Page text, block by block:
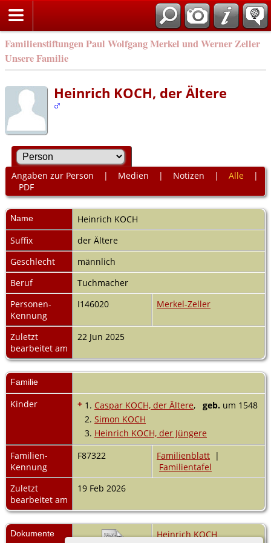
Familienstiftungen Paul Wolfgang Merkel und Werner Zeller
Unsere Familie
Heinrich KOCH, der Ältere
Angaben zur Person | Medien | Notizen | Alle |
PDF
Name Heinrich KOCH
Suffix
der Ältere
Geschlecht
männlich
Beruf
Tuchmacher
Personen-
Kennung
I146020 Merkel-Zeller
Zuletzt
bearbeitet am
22 Jun 2025
Familie
Kinder + 1. Caspar KOCH, der Ältere, geb. um 1548
2. Simon KOCH
3. Heinrich KOCH, der Jüngere
Familien-
Kennung
F87322 Familienblatt |
Familientafel
Zuletzt
bearbeitet am
19 Feb 2026
Dokumente Heinrich KOCH